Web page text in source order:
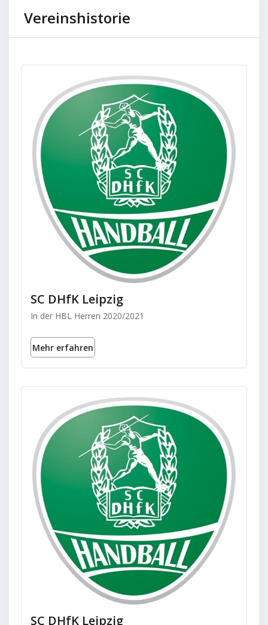
Vereinshistorie
SC DHfK Leipzig
In der HBL Herren 2020/2021
Mehr erfahren
SC DHfK Leipzig